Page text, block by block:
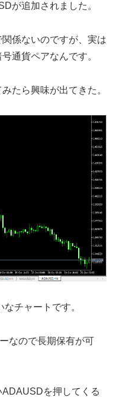
が追加されました。
係ないのですが、実は
通貨ペアなんです。
たら興味が出てきた。
チャートです。
なので長期保有が可
を押してくる